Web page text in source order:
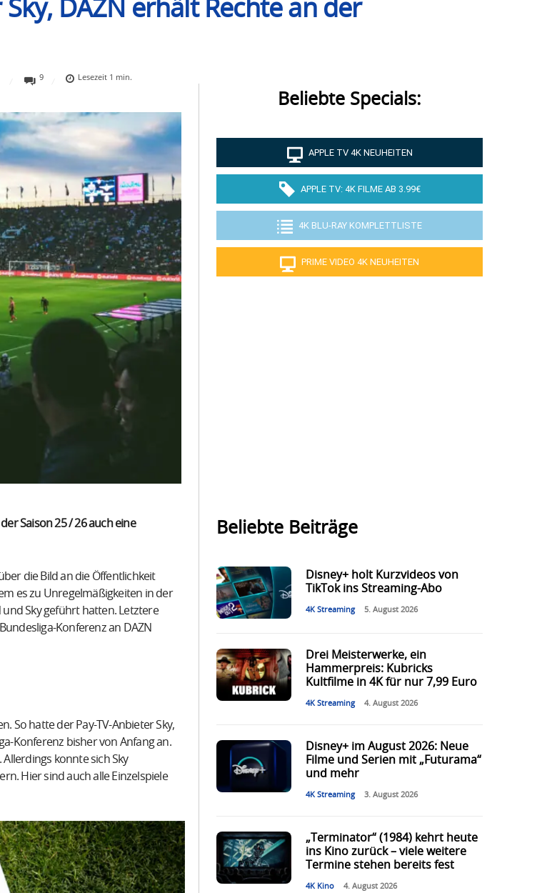
DAZN erhält Rechte an der
9 Lesezeit 1 min.
Saison 25 / 26 auch eine
die Bild an die Öffentlichkeit
es zu Unregelmäßigkeiten in der
und Sky geführt hatten. Letztere
Konferenz an DAZN
So hatte der Pay-TV-Anbieter Sky,
Konferenz bisher von Anfang an.
konnte sich Sky
Hier sind auch alle Einzelspiele
Beliebte Specials:
APPLE TV 4K NEUHEITEN
APPLE TV: 4K FILME AB 3.99€
4K BLU-RAY KOMPLETTLISTE
PRIME VIDEO 4K NEUHEITEN
Beliebte Beiträge
Disney+ holt Kurzvideos von
TikTok ins Streaming-Abo
4K Streaming 5. August 2026
Drei Meisterwerke, ein
Hammerpreis: Kubricks
Kultfilme in 4K für nur 7,99 Euro
4K Streaming 4. August 2026
Disney+ im August 2026: Neue
Filme und Serien mit „Futurama“
und mehr
4K Streaming 3. August 2026
„Terminator“ (1984) kehrt heute
ins Kino zurück – viele weitere
Termine stehen bereits fest
4K Kino 4. August 2026